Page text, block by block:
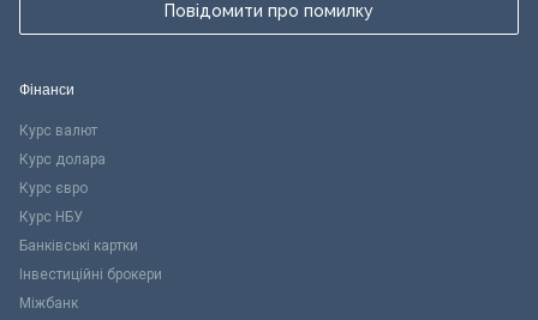
Повідомити про помилку
Фінанси
Курс валют
Курс долара
Курс євро
Курс НБУ
Банківські картки
Інвестиційні брокери
Міжбанк